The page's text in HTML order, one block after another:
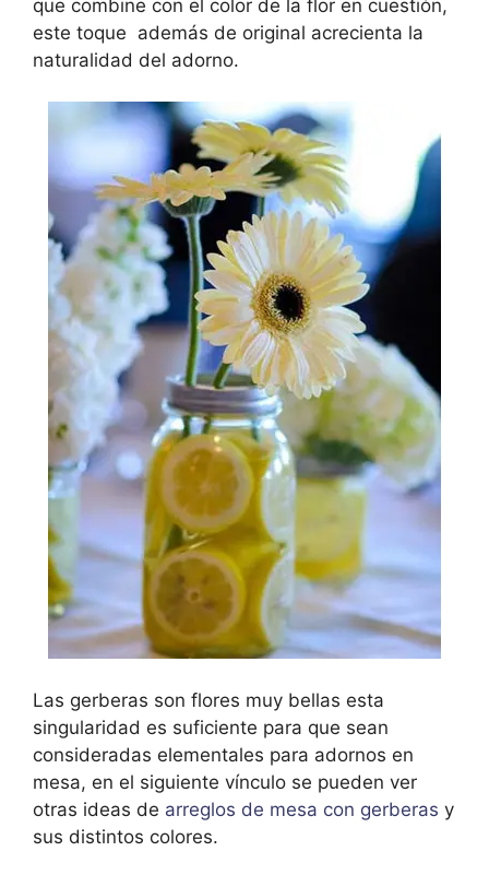
que combine con el color de la flor en cuestión,
este toque además de original acrecienta la
naturalidad del adorno.
Las gerberas son flores muy bellas esta
singularidad es suficiente para que sean
consideradas elementales para adornos en
mesa, en el siguiente vínculo se pueden ver
otras ideas de arreglos de mesa con gerberas y
sus distintos colores.